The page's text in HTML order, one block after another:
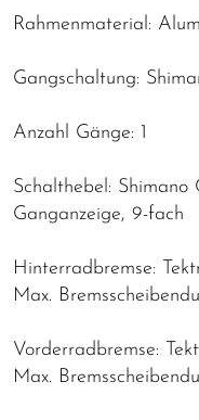
Rahmenmaterial:
Gangschaltung:
Anzahl Gänge: 1
Schalthebel:
Ganganzeige, 9-fach
Hinterradbremse:
Max. Bremsscheibendu
Vorderradbremse:
Max. Bremsscheibendu